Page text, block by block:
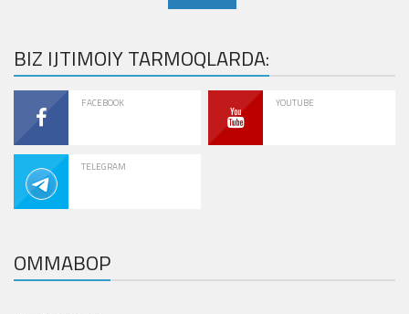
BIZ IJTIMOIY TARMOQLARDA:
FACEBOOK YOUTUBE
TELEGRAM
OMMABOP